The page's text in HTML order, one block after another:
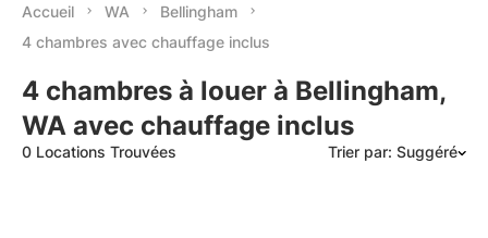
Accueil WA
Bellingham
4 chambres avec chauffage inclus
4 chambres à louer à Bellingham,
WA avec chauffage inclus
0 Locations Trouvées Trier par: Suggéré